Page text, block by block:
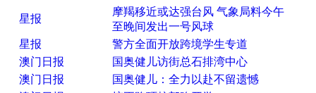
星报
摩羯移近或达强台风 气象局料今午
至晚间发出一号风球
星报
警方全面开放跨境学生专道
澳门日报
国奥健儿访街总石排湾中心
澳门日报
国奥健儿：全力以赴不留遗憾